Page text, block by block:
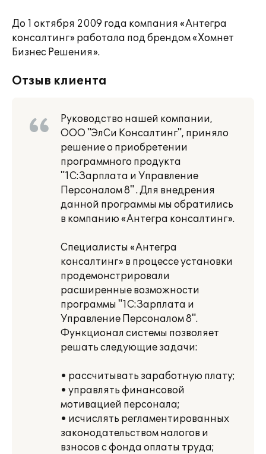
До 1 октября 2009 года компания «Антегра
консалтинг» работала под брендом «Хомнет
Бизнес Решения».
Отзыв клиента
Руководство нашей компании,
ООО "ЭлСи Консалтинг", приняло
решение о приобретении
программного продукта
"1С:Зарплата и Управление
Персоналом 8" . Для внедрения
данной программы мы обратились
в компанию «Антегра консалтинг».
Специалисты «Антегра
консалтинг» в процессе установки
продемонстрировали
расширенные возможности
программы "1С:Зарплата и
Управление Персоналом 8".
Функционал системы позволяет
решать следующие задачи:
• рассчитывать заработную плату;
• управлять финансовой
мотивацией персонала;
• исчислять регламентированных
законодательством налогов и
взносов с фонда оплаты труда;